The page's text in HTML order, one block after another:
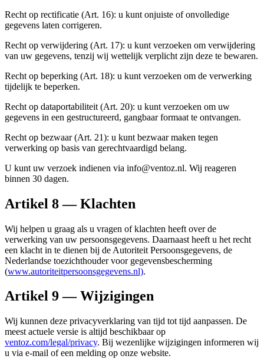
Recht op rectificatie (Art. 16): u kunt onjuiste of onvolledige
gegevens laten corrigeren.
Recht op verwijdering (Art. 17): u kunt verzoeken om verwijdering
van uw gegevens, tenzij wij wettelijk verplicht zijn deze te bewaren.
Recht op beperking (Art. 18): u kunt verzoeken om de verwerking
tijdelijk te beperken.
Recht op dataportabiliteit (Art. 20): u kunt verzoeken om uw
gegevens in een gestructureerd, gangbaar formaat te ontvangen.
Recht op bezwaar (Art. 21): u kunt bezwaar maken tegen
verwerking op basis van gerechtvaardigd belang.
U kunt uw verzoek indienen via info@ventoz.nl. Wij reageren
binnen 30 dagen.
Artikel 8 — Klachten
Wij helpen u graag als u vragen of klachten heeft over de
verwerking van uw persoonsgegevens. Daarnaast heeft u het recht
een klacht in te dienen bij de Autoriteit Persoonsgegevens, de
Nederlandse toezichthouder voor gegevensbescherming
(www.autoriteitpersoonsgegevens.nl).
Artikel 9 — Wijzigingen
Wij kunnen deze privacyverklaring van tijd tot tijd aanpassen. De
meest actuele versie is altijd beschikbaar op
ventoz.com/legal/privacy. Bij wezenlijke wijzigingen informeren wij
u via e-mail of een melding op onze website.